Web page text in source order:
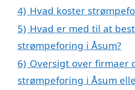
4) Hvad koster
5) Hvad er med til at
strømpeforing i Åsum?
6) Oversigt over firmaer
strømpeforing i Åsum